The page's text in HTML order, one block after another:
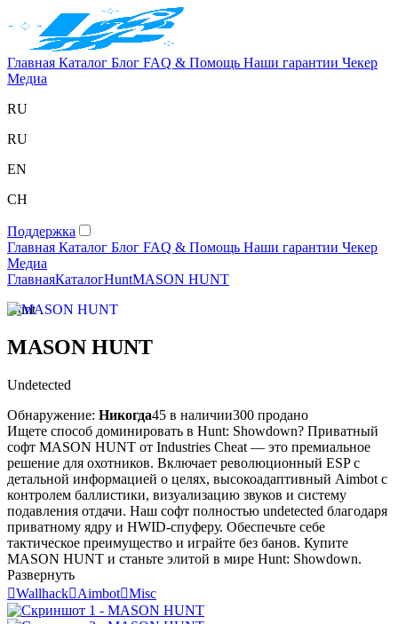
Главная Каталог Блог FAQ & Помощь Наши гарантии Чекер
Медиа
RU
RU
EN
CH
Поддержка
Главная Каталог Блог FAQ & Помощь Наши гарантии Чекер
Медиа
ГлавнаяКаталогHuntMASON HUNT
Hunt
MASON HUNT
Undetected
Обнаружение: Никогда45 в наличии300 продано
Ищете способ доминировать в Hunt: Showdown? Приватный
софт MASON HUNT от Industries Cheat — это премиальное
решение для охотников. Включает революционный ESP с
детальной информацией о целях, высокоадаптивный Aimbot с
контролем баллистики, визуализацию звуков и систему
подавления отдачи. Наш софт полностью undetected благодаря
приватному ядру и HWID-спуферу. Обеспечьте себе
тактическое преимущество и играйте без банов. Купите
MASON HUNT и станьте элитой в мире Hunt: Showdown.
Развернуть
WallhackAimbotMisc